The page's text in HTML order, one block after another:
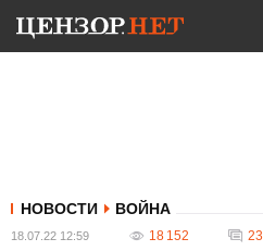
НОВОСТИ ВОЙНА
18.07.22 12:59 18 152 23